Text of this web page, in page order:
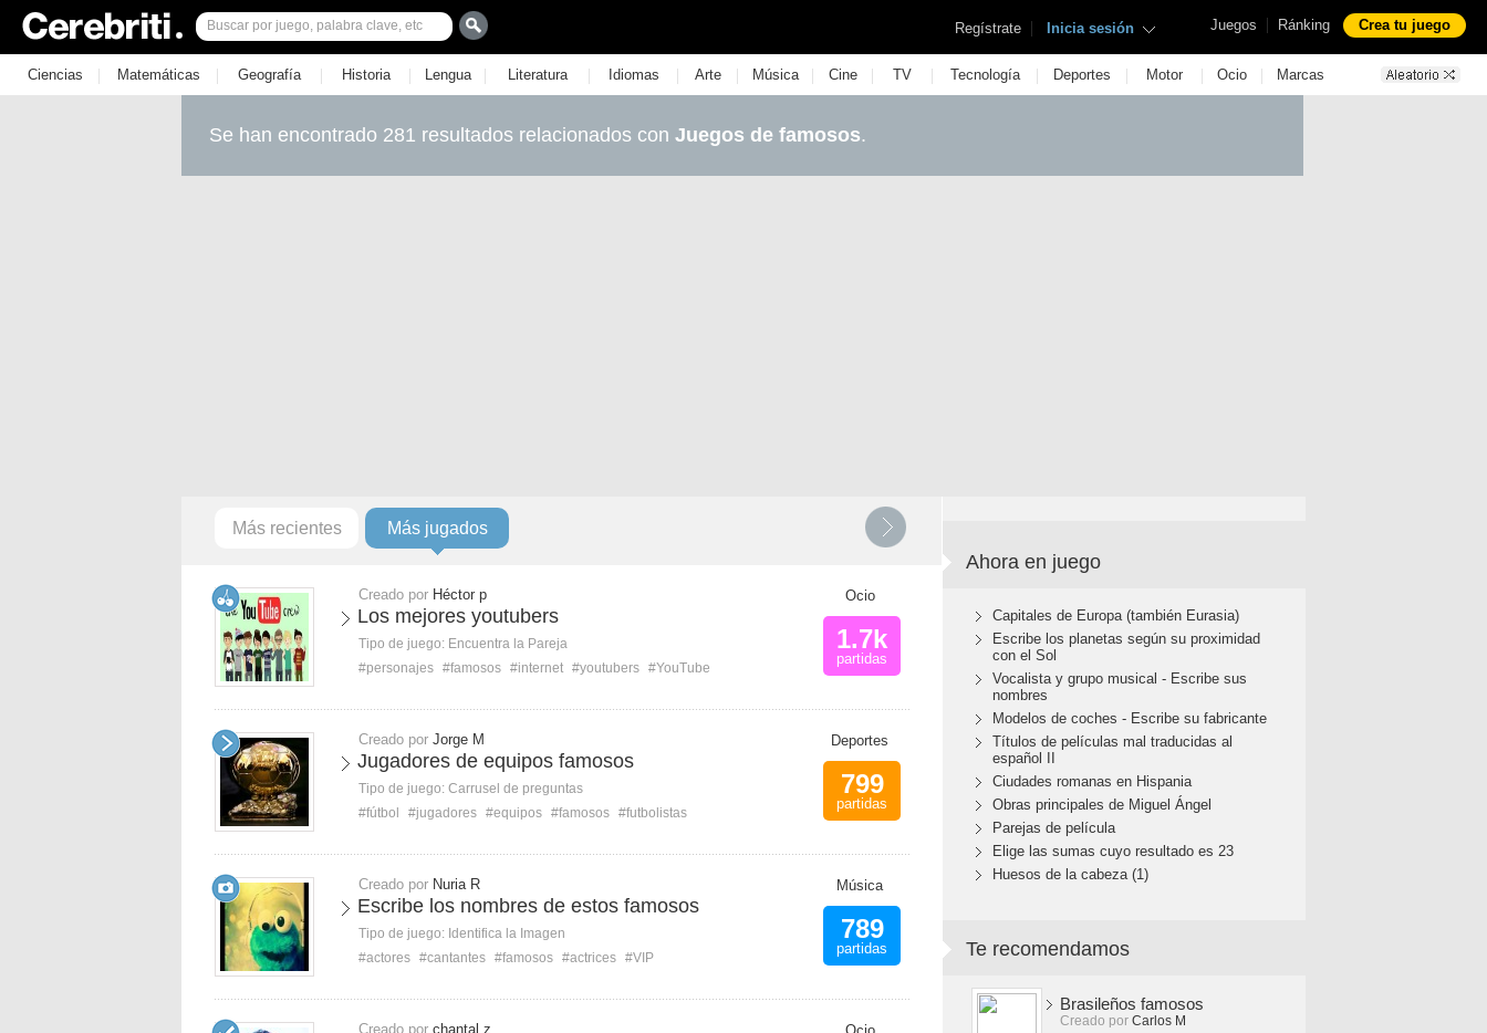
Juegos | Ránking Crea tu juego
Regístrate | Inicia sesión
Ciencias | Matemáticas | Geografía | Historia | Lengua | Literatura | Idiomas | Arte | Música | Cine | TV | Tecnología | Deportes | Motor | Ocio | Marcas
Se han encontrado 281 resultados relacionados con Juegos de famosos.
Más recientes Más jugados
Creado por Héctor p
Los mejores youtubers
Tipo de juego: Encuentra la Pareja
#personajes #famosos #internet #youtubers #YouTube
Ocio
1.7k
partidas
Creado por Jorge M
Jugadores de equipos famosos
Tipo de juego: Carrusel de preguntas
#fútbol
#jugadores #equipos #famosos #futbolistas
Deportes
799
partidas
Creado por Nuria R
Escribe los nombres de estos famosos
Tipo de juego: Identifica la Imagen
#actores #cantantes #famosos #actrices #VIP
Música
789
partidas
Creado por chantal z
Ahora en juego
Capitales de Europa (también Eurasia)
Escribe los planetas según su proximidad
con el Sol
Vocalista y grupo musical - Escribe sus
nombres
Modelos de coches - Escribe su fabricante
Títulos de películas mal traducidas al
español II
Ciudades romanas en Hispania
Obras principales de Miguel Ángel
Parejas de película
Elige las sumas cuyo resultado es 23
Huesos de la cabeza (1)
Te recomendamos
Brasileños famosos
Creado por Carlos M